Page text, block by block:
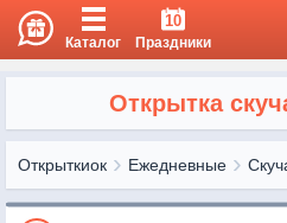
Каталог
10
Праздники
Открытка
Открыткиок Ежедневные